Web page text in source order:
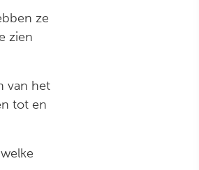
ze
zien
van het
tot en